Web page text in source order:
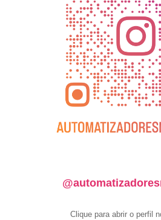
Clique para abrir o perfil